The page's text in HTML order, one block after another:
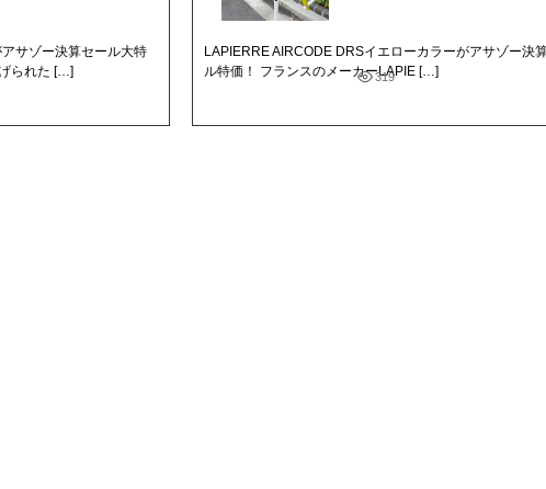
サゾー決算セール大特
られた […]
319
LAPIERRE AIRCODE DRSイエローカラーがアサゾー決
ル特価！ フランスのメーカーLAPIE […]